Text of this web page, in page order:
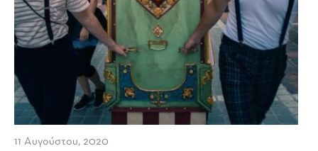
11 Αυγούστου, 2020